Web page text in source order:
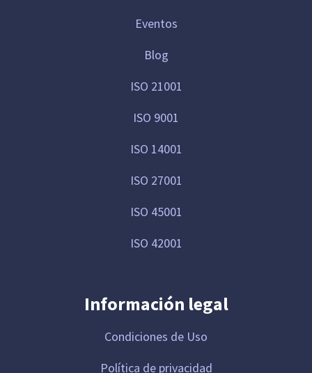
Eventos
Blog
ISO 21001
ISO 9001
ISO 14001
ISO 27001
ISO 45001
ISO 42001
Información legal
Condiciones de Uso
Política de privacidad